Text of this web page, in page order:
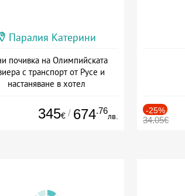
Паралия Катерини
почивка на Олимпийската
с транспорт от Русе и
настаняване в хотел
345€ / 674.76
лв.
-25%
34.05€